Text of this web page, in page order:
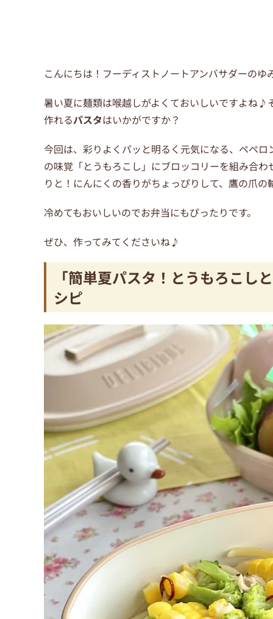
こんにちは！フーディストノートアンバサダーのゆ
暑い夏に麺類は喉越しがよくておいしいですよね
作れるパスタはいかがですか？
今回は、彩りよくパッと明るく元気になる、ペペ
の味覚「とうもろこし」にブロッコリーを組み合
りと！にんにくの香りがちょっぴりして、鷹の爪
冷めてもおいしいのでお弁当にもぴったりです。
ぜひ、作ってみてくださいね♪
「簡単夏パスタ！とうもろこし
シピ